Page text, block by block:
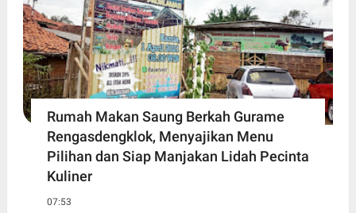
Rumah Makan Saung Berkah Gurame
Rengasdengklok, Menyajikan Menu
Pilihan dan Siap Manjakan Lidah Pecinta
Kuliner
07:53